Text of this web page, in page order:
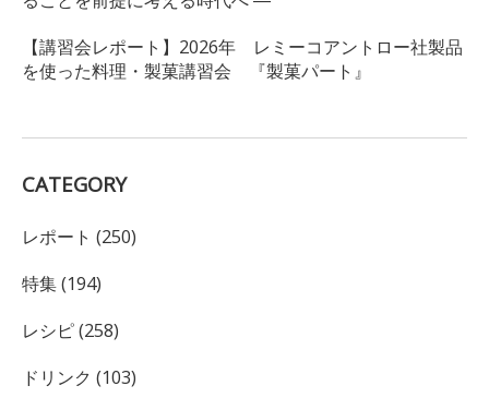
【講習会レポート】2026年 レミーコアントロー社製品
を使った料理・製菓講習会 『製菓パート』
CATEGORY
レポート (250)
特集 (194)
レシピ (258)
ドリンク (103)